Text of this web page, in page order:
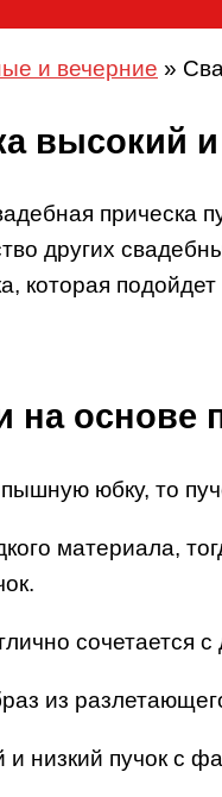
и вечерние »
высокий
прическа
других
которая
на основе
юбку, то
материала,
сочетается
из